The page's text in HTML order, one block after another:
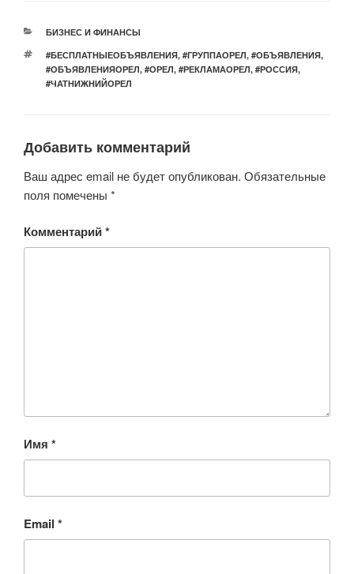
er e
b
o
s
A
p
kl
a
ki
РУБРИКИ
БИЗНЕС И ФИНАНСЫ
МЕТКИ
#БЕСПЛАТНЫЕОБЪЯВЛЕНИЯ, #ГРУППАОРЕЛ, #ОБЪЯВЛЕНИЯ,
#ОБЪЯВЛЕНИЯОРЕЛ, #ОРЕЛ, #РЕКЛАМАОРЕЛ, #РОССИЯ,
#ЧАТНИЖНИЙОРЕЛ
Добавить комментарий
Ваш адрес email не будет опубликован. Обязательные
поля помечены *
Комментарий*
Имя *
Email *